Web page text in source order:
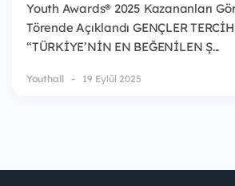
Youth Awards® 2025 Kazananları
Törende Açıklandı GENÇLER
“TÜRKİYE’NİN EN BEĞENİLEN Ş...
Youthall 19 Eylül 2025